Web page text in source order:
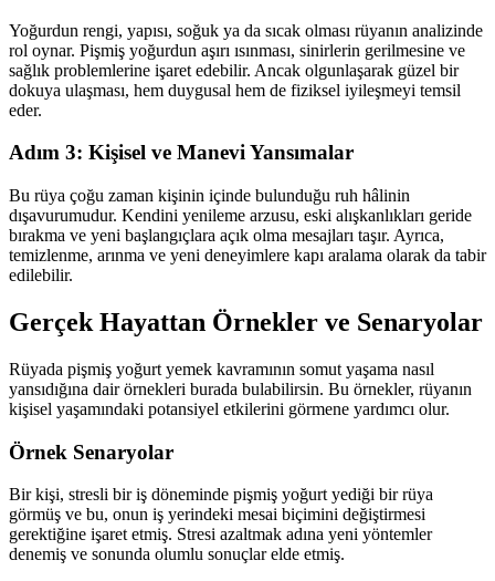
Yoğurdun rengi, yapısı, soğuk ya da sıcak olması rüyanın analizinde
rol oynar. Pişmiş yoğurdun aşırı ısınması, sinirlerin gerilmesine ve
sağlık problemlerine işaret edebilir. Ancak olgunlaşarak güzel bir
dokuya ulaşması, hem duygusal hem de fiziksel iyileşmeyi temsil
eder.
Adım 3: Kişisel ve Manevi Yansımalar
Bu rüya çoğu zaman kişinin içinde bulunduğu ruh hâlinin
dışavurumudur. Kendini yenileme arzusu, eski alışkanlıkları geride
bırakma ve yeni başlangıçlara açık olma mesajları taşır. Ayrıca,
temizlenme, arınma ve yeni deneyimlere kapı aralama olarak da tabir
edilebilir.
Gerçek Hayattan Örnekler ve Senaryolar
Rüyada pişmiş yoğurt yemek kavramının somut yaşama nasıl
yansıdığına dair örnekleri burada bulabilirsin. Bu örnekler, rüyanın
kişisel yaşamındaki potansiyel etkilerini görmene yardımcı olur.
Örnek Senaryolar
Bir kişi, stresli bir iş döneminde pişmiş yoğurt yediği bir rüya
görmüş ve bu, onun iş yerindeki mesai biçimini değiştirmesi
gerektiğine işaret etmiş. Stresi azaltmak adına yeni yöntemler
denemiş ve sonunda olumlu sonuçlar elde etmiş.